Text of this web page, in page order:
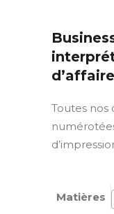
Toutes nos
Matières